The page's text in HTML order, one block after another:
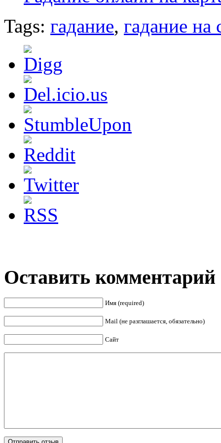
Tags: гадание, гадание на
Оставить комментарий
Имя (required)
Mail (не разглашается, обязательно)
Сайт